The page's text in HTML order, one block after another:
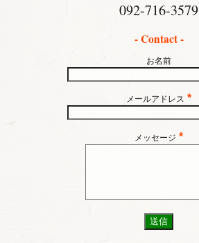
092-716-3579
- Contact -
お名前
メールアドレス *
メッセージ *